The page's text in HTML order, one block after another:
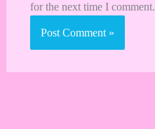
for the next time I comment.